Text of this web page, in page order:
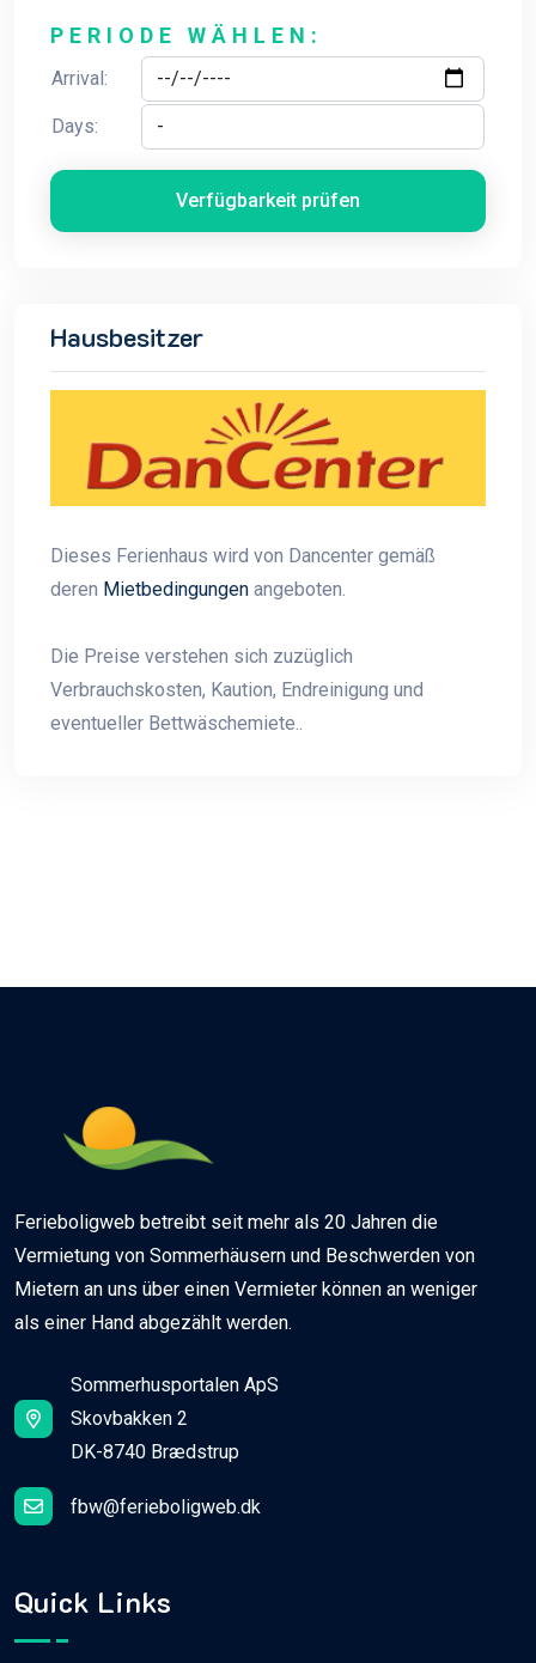
PERIODE WÄHLEN:
Arrival:
Days:
Verfügbarkeit prüfen
Hausbesitzer
Dieses Ferienhaus wird von Dancenter gemäß
deren Mietbedingungen angeboten.
Die Preise verstehen sich zuzüglich
Verbrauchskosten, Kaution, Endreinigung und
eventueller Bettwäschemiete..
Ferieboligweb betreibt seit mehr als 20 Jahren die
Vermietung von Sommerhäusern und Beschwerden von
Mietern an uns über einen Vermieter können an weniger
als einer Hand abgezählt werden.
Sommerhusportalen ApS
Skovbakken 2
DK-8740 Brædstrup
fbw@ferieboligweb.dk
Quick Links